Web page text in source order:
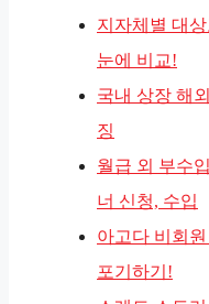
지자체별 대
눈에 비교!
국내 상장 해
징
월급 외 부수
너 신청, 수입
아고다 비회
포기하기!